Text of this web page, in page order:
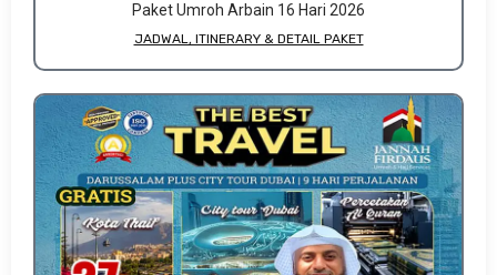
Paket Umroh Arbain 16 Hari 2026
JADWAL, ITINERARY & DETAIL PAKET